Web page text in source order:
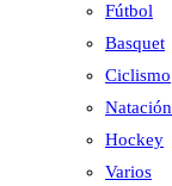
Fútbol
Basquet
Ciclismo
Natación
Hockey
Varios